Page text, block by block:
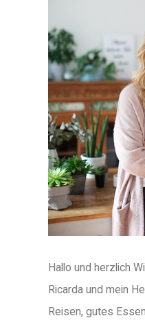
Hallo und herzlich
Ricarda und mein
Reisen, gutes